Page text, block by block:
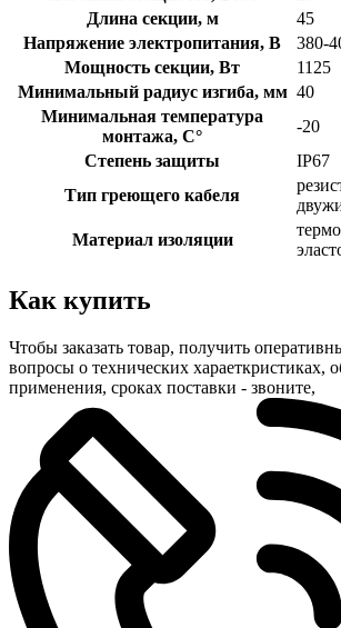
Длина секции, м
45
Напряжение электропитания, В
380-
Мощность секции, Вт
1125
Минимальный радиус изгиба, мм 40
Минимальная температура
монтажа, С°
-20
Степень защиты
IP67
Тип греющего кабеля
Материал изоляции
Как купить
Чтобы заказать товар, получить
вопросы о технических хараеткристиках,
применения, сроках поставки - звоните,